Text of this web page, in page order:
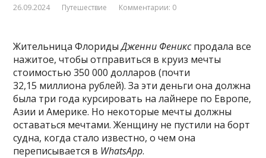
26.09.2024 Путешествие Комментарии: 0
Жительница ФлоридыДженни Феникспродала все
нажитое, чтобы отправиться в круиз мечты
стоимостью 350 000 долларов (почти
32,15 миллиона рублей). За эти деньги она должна
была три года курсировать на лайнере по Европе,
Азии и Америке. Но некоторые мечты должны
оставаться мечтами. Женщину не пустили на борт
судна, когда стало известно, о чем она
переписывается в WhatsApp.